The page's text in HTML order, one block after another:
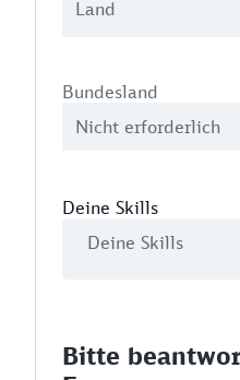
Bundesland
Deine Skills
Bitte